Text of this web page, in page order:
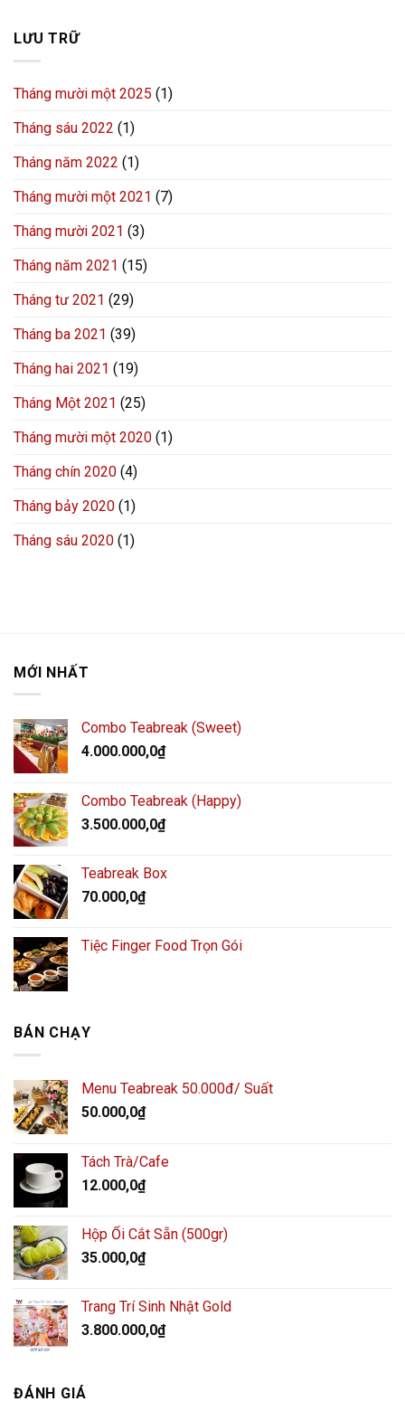
LƯU TRỮ
Tháng mười một 2025 (1)
Tháng sáu 2022 (1)
Tháng năm 2022 (1)
Tháng mười một 2021 (7)
Tháng mười 2021 (3)
Tháng năm 2021 (15)
Tháng tư 2021 (29)
Tháng ba 2021 (39)
Tháng hai 2021 (19)
Tháng Một 2021 (25)
Tháng mười một 2020 (1)
Tháng chín 2020 (4)
Tháng bảy 2020 (1)
Tháng sáu 2020 (1)
MỚI NHẤT
Combo Teabreak (Sweet)
4.000.000,0₫
Combo Teabreak (Happy)
3.500.000,0₫
Teabreak Box
70.000,0₫
Tiệc Finger Food Trọn Gói
BÁN CHẠY
Menu Teabreak 50.000đ/ Suất
50.000,0₫
Tách Trà/Cafe
12.000,0₫
Hộp Ổi Cắt Sẵn (500gr)
35.000,0₫
Trang Trí Sinh Nhật Gold
3.800.000,0₫
ĐÁNH GIÁ